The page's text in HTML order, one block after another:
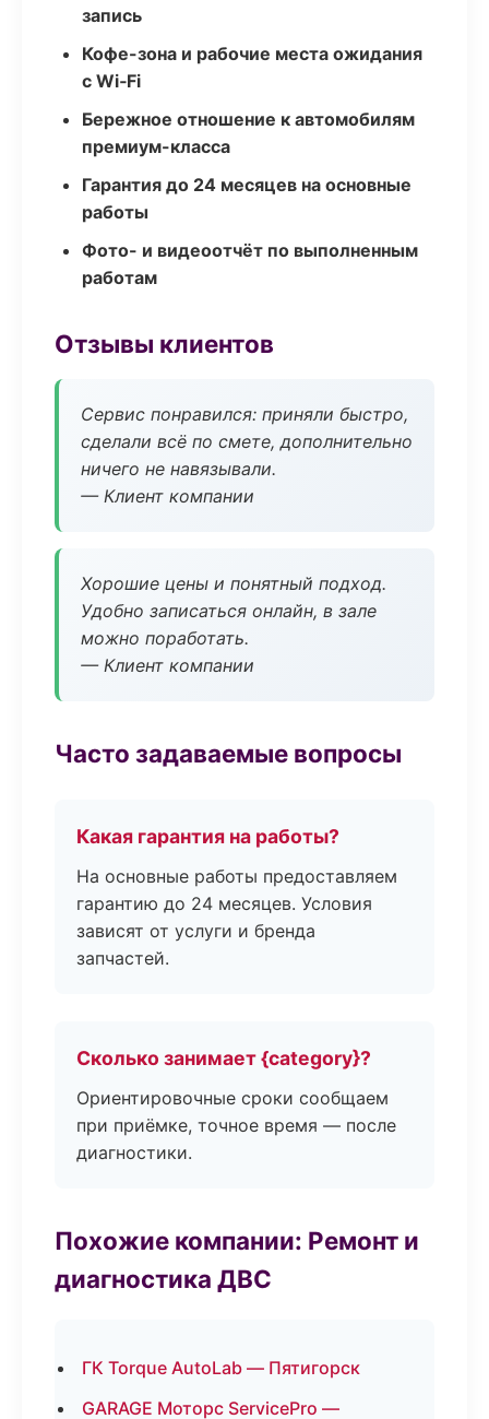
запись
Кофе-зона и рабочие места ожидания
с Wi‑Fi
Бережное отношение к автомобилям
премиум-класса
Гарантия до 24 месяцев на основные
работы
Фото- и видеоотчёт по выполненным
работам
Отзывы клиентов
Сервис понравился: приняли быстро,
сделали всё по смете, дополнительно
ничего не навязывали.
— Клиент компании
Хорошие цены и понятный подход.
Удобно записаться онлайн, в зале
можно поработать.
— Клиент компании
Часто задаваемые вопросы
Какая гарантия на работы?
На основные работы предоставляем
гарантию до 24 месяцев. Условия
зависят от услуги и бренда
запчастей.
Сколько занимает {category}?
Ориентировочные сроки сообщаем
при приёмке, точное время — после
диагностики.
Похожие компании: Ремонт и
диагностика ДВС
ГК Torque AutoLab — Пятигорск
GARAGE Моторс ServicePro —